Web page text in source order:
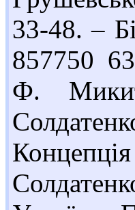
33-48. –
857750
Ф.